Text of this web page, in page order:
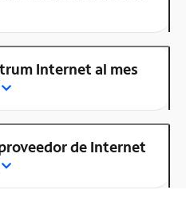
Internet al mes
de Internet